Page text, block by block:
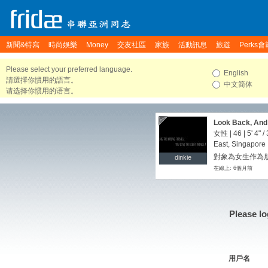
新聞&特寫 時尚娛樂 Money 交友社區 家族 活動訊息 旅遊 Perks會
Please select your preferred language.
請選擇你慣用的語言。
请选择你惯用的语言。
English
中文简体
dinkie
dinkie
Look Back,
女性 | 46 | 5' 4" /
East, Singapore
對象為女生作為
在線上: 6個月前
Please
用戶名